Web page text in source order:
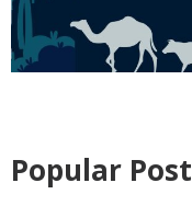
Popular Post